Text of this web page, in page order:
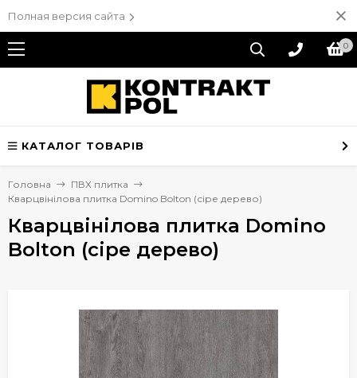
Полная версия сайта
0
КАТАЛОГ ТОВАРІВ
Головна
ПВХ плитка
Кварцвінілова плитка Domino Bolton (сіре дерево)
Кварцвінілова плитка Domino
Bolton (сіре дерево)